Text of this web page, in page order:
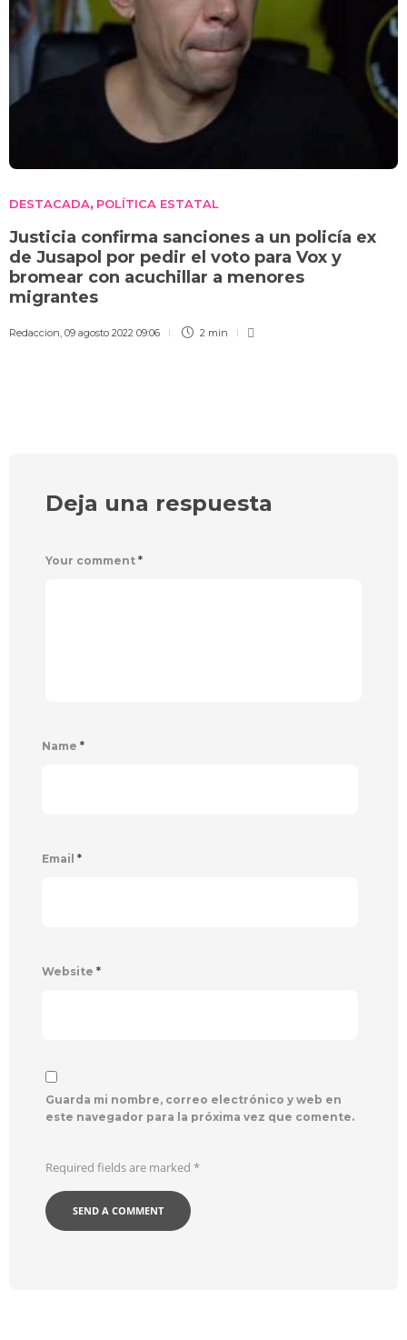
DESTACADA, POLÍTICA ESTATAL
Justicia confirma sanciones a un policía ex
de Jusapol por pedir el voto para Vox y
bromear con acuchillar a menores
migrantes
Redaccion 09 agosto 2022 09:06 2 min
Deja una respuesta
Your comment *
Name *
Email *
Website *
Guarda mi nombre, correo electrónico y web en
este navegador para la próxima vez que comente.
Required fields are marked *